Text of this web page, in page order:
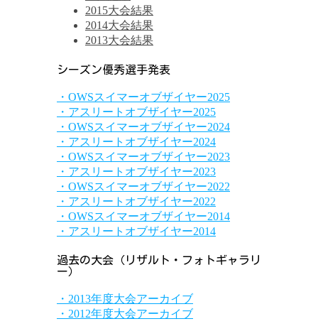
2015大会結果
2014大会結果
2013大会結果
シーズン優秀選手発表
・OWSスイマーオブザイヤー2025
・アスリートオブザイヤー2025
・OWSスイマーオブザイヤー2024
・アスリートオブザイヤー2024
・OWSスイマーオブザイヤー2023
・アスリートオブザイヤー2023
・OWSスイマーオブザイヤー2022
・アスリートオブザイヤー2022
・OWSスイマーオブザイヤー2014
・アスリートオブザイヤー2014
過去の大会（リザルト・フォトギャラリ
ー）
・2013年度大会アーカイブ
・2012年度大会アーカイブ